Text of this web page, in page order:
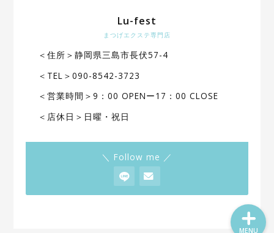
まつげエクステ専門店
Lu-fest
＜住所＞静岡県三島市長伏57-4
＜TEL＞090-8542-3723
＜営業時間＞9：00 OPENー17：00 CLOSE
＜店休日＞日曜・祝日
＼ Follow me ／
MENU
メニュー
お問い合せフォーム